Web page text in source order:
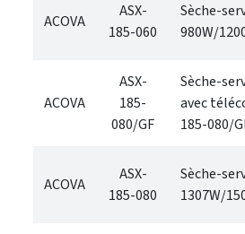
ACOVA
ASX-
185-060
Sèche-
980W/
ACOVA
ASX-
185-
080/GF
Sèche-
avec
185-080/
ACOVA
ASX-
185-080
Sèche-
1307W/